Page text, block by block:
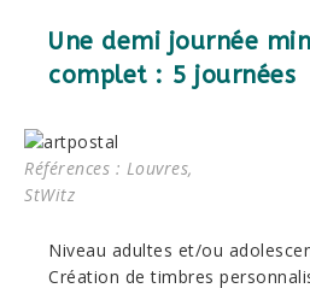
Une demi journée
complet : 5 journées
Références : Louvres,
StWitz
Niveau adultes et/ou
Création de timbres